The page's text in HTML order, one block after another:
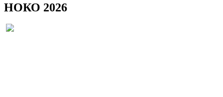
НОКО 2026